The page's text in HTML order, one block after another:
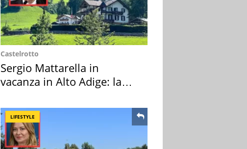
Castelrotto
Sergio Mattarella in
vacanza in Alto Adige: la
LIFESTYLE